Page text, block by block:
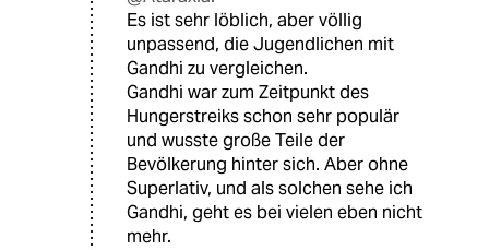
Es ist sehr löblich, aber völlig
unpassend, die Jugendlichen mit
Gandhi zu vergleichen.
Gandhi war zum Zeitpunkt des
Hungerstreiks schon sehr populär
und wusste große Teile der
Bevölkerung hinter sich. Aber ohne
Superlativ, und als solchen sehe ich
Gandhi, geht es bei vielen eben nicht
mehr.